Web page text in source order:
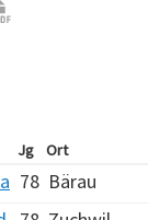
Jg Ort
78 Bärau